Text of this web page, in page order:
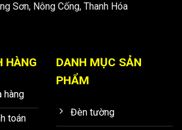
Sơn, Nông Cống, Thanh Hóa
HÀNG
hàng
toán
DANH MỤC SẢN
PHẨM
Đèn tường